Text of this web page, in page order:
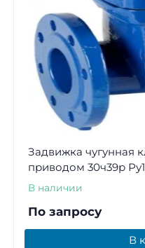
Задвижка чугунная
приводом 30ч39р
В наличии
По запросу
В